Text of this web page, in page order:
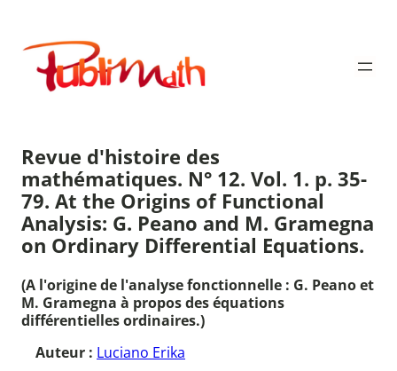
contenu
Publimath
Revue d'histoire des
mathématiques. N° 12. Vol. 1. p. 35-
79. At the Origins of Functional
Analysis: G. Peano and M. Gramegna
on Ordinary Differential Equations.
(A l'origine de l'analyse fonctionnelle : G. Peano et
M. Gramegna à propos des équations
différentielles ordinaires.)
Auteur : Luciano Erika